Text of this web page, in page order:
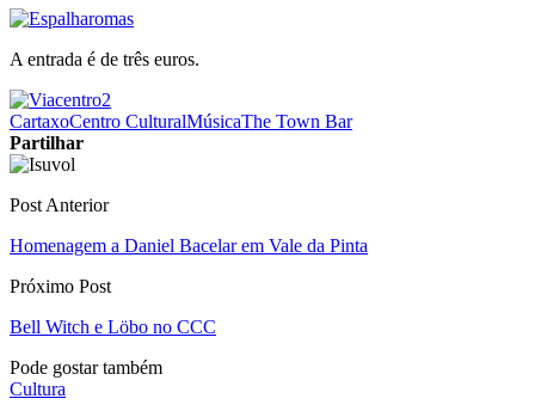
A entrada é de três euros.
CartaxoCentro CulturalMúsicaThe Town Bar
Partilhar
Post Anterior
Homenagem a Daniel Bacelar em Vale da Pinta
Próximo Post
Bell Witch e Löbo no CCC
Pode gostar também
Cultura